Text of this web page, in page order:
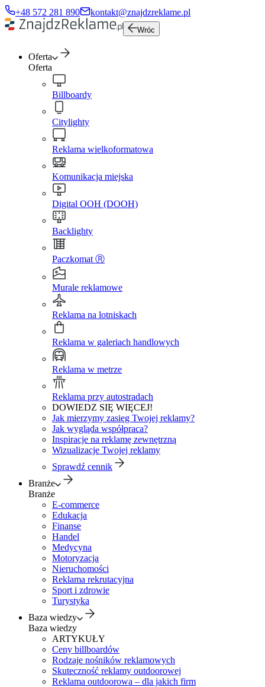
+48 572 281 890 kontakt@znajdzreklame.pl
Wróc
Oferta
Oferta
Billboardy
Citylighty
Reklama wielkoformatowa
Komunikacja miejska
Digital OOH (DOOH)
Backlighty
Paczkomat Ⓡ
Murale reklamowe
Reklama na lotniskach
Reklama w galeriach handlowych
Reklama w metrze
Reklama przy autostradach
DOWIEDZ SIĘ WIĘCEJ!
Jak mierzymy zasięg Twojej reklamy?
Jak wygląda współpraca?
Inspiracje na reklamę zewnętrzną
Wizualizacje Twojej reklamy
Sprawdź cennik
Branże
Branże
E-commerce
Edukacja
Finanse
Handel
Medycyna
Motoryzacja
Nieruchomości
Reklama rekrutacyjna
Sport i zdrowie
Turystyka
Baza wiedzy
Baza wiedzy
ARTYKUŁY
Ceny billboardów
Rodzaje nośników reklamowych
Skuteczność reklamy outdoorowej
Reklama outdoorowa – dla jakich firm